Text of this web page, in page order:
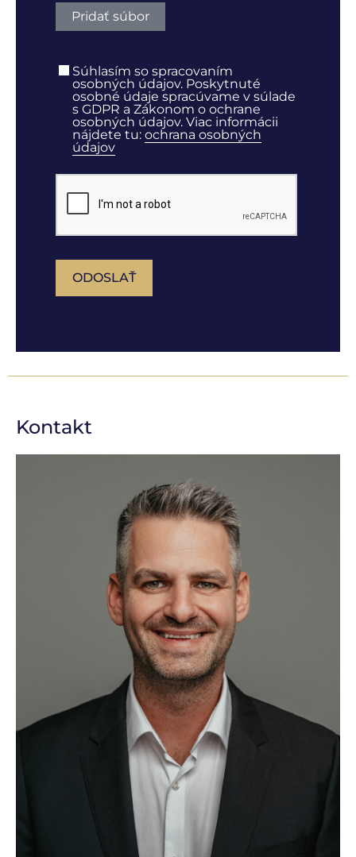
Pridať súbor
Súhlasím so spracovaním
osobných údajov. Poskytnuté
osobné údaje spracúvame v súlade
s GDPR a Zákonom o ochrane
osobných údajov. Viac informácii
nájdete tu: ochrana osobných
údajov
ODOSLAŤ
Kontakt